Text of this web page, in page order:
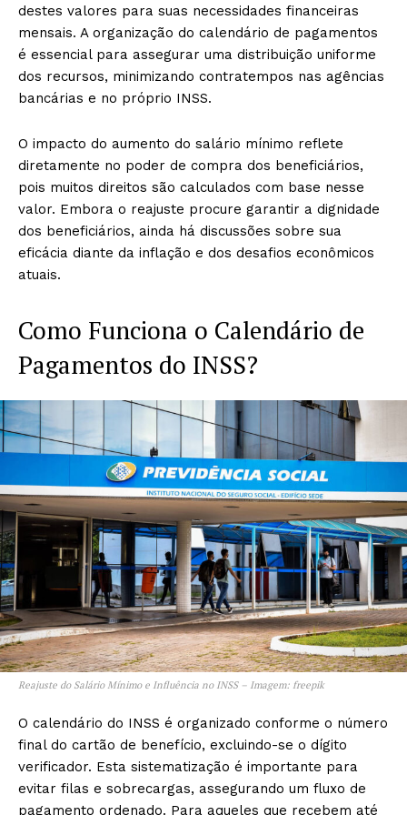
destes valores para suas necessidades financeiras
mensais. A organização do calendário de pagamentos
é essencial para assegurar uma distribuição uniforme
dos recursos, minimizando contratempos nas agências
bancárias e no próprio INSS.
O impacto do aumento do salário mínimo reflete
diretamente no poder de compra dos beneficiários,
pois muitos direitos são calculados com base nesse
valor. Embora o reajuste procure garantir a dignidade
dos beneficiários, ainda há discussões sobre sua
eficácia diante da inflação e dos desafios econômicos
atuais.
Como Funciona o Calendário de
Pagamentos do INSS?
Reajuste do Salário Mínimo e Influência no INSS – Imagem: freepik
O calendário do INSS é organizado conforme o número
final do cartão de benefício, excluindo-se o dígito
verificador. Esta sistematização é importante para
evitar filas e sobrecargas, assegurando um fluxo de
pagamento ordenado. Para aqueles que recebem até